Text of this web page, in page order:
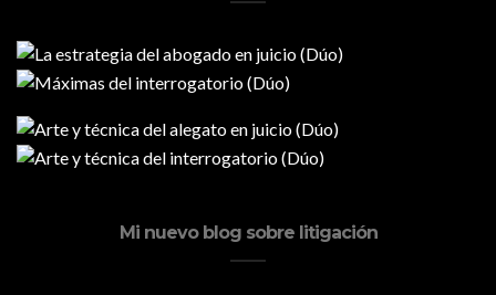
Mi nuevo blog sobre litigación